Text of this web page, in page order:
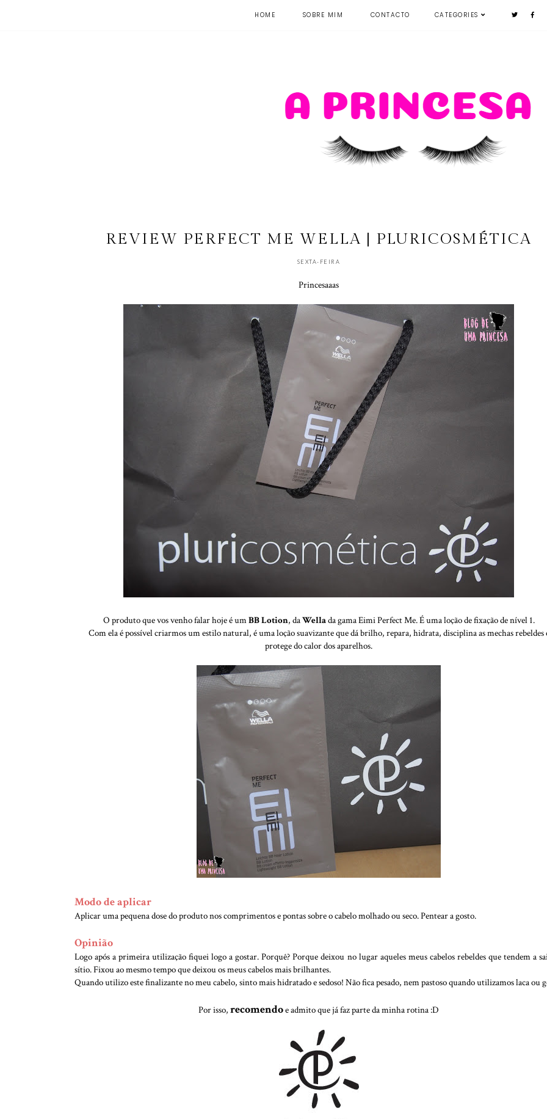
HOME SOBRE MIM CONTACTO CATEGORIES
REVIEW PERFECT ME WELLA | PLURICOSMÉTICA
SEXTA-FEIRA
Princesaaas
O produto que vos venho falar hoje é umBB Lotion, daWellada gama Eimi Perfect Me. É uma loção de fixação de nível 1.
Com ela é possível criarmos um estilo natural, é uma loção suavizante que dá brilho, repara, hidrata, disciplina as mechas rebeldes
protege do calor dos aparelhos.
Modo de aplicar
Aplicar uma pequena dose do produto nos comprimentos e pontas sobre o cabelo molhado ou seco. Pentear a gosto.
Opinião
Logo após a primeira utilização fiquei logo a gostar. Porquê? Porque deixou no lugar aqueles meus cabelos rebeldes que tendem a
sítio. Fixou ao mesmo tempo que deixou os meus cabelos mais brilhantes.
Quando utilizo este finalizante no meu cabelo, sinto mais hidratado e sedoso! Não fica pesado, nem pastoso quando utilizamos laca ou
Por isso, recomendoe admito que já faz parte da minha rotina :D